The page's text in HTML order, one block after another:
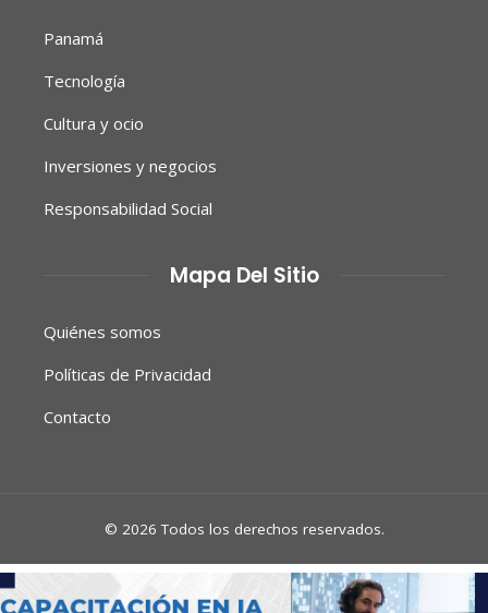
Panamá
Tecnología
Cultura y ocio
Inversiones y negocios
Responsabilidad Social
Mapa Del Sitio
Quiénes somos
Políticas de Privacidad
Contacto
© 2026 Todos los derechos reservados.